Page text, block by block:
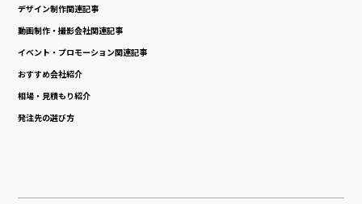
デザイン制作関連記事
動画制作・撮影会社関連記事
イベント・プロモーション関連記事
おすすめ会社紹介
相場・見積もり紹介
発注先の選び方